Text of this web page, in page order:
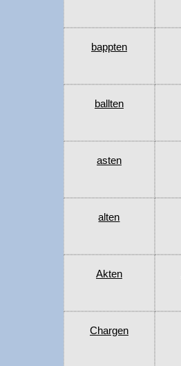
bappten
ballten
asten
alten
Akten
Chargen